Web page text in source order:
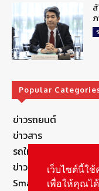
Popular
ข่าวรถยนต์
ข่าวสาร
รถใหม่
ข่าวประชาสัมพันธ์
Smart Life
เว็บไซต์นี้ใ
เพื่อให้คุณไ